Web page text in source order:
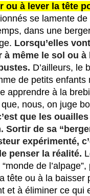
ou à lever la tête
se lamente
dans une
Lorsqu’elles
à même le sol ou
D’ailleurs, le
de petits
apprendre à la
nous, on juge
que les
Sortir de sa
expérimenté,
penser la réalité.
de
tête ou à la baisser
et à éliminer ce qui